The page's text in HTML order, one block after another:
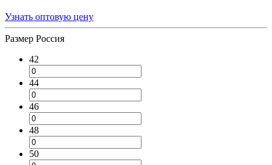
Узнать оптовую цену
Размер Россия
42
44
46
48
50